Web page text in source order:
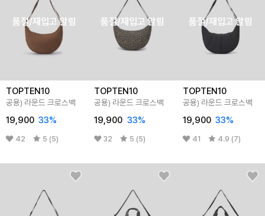
품절/재입고 알림
TOPTEN10
공용) 라운드 크로스백
19,900 33%
42 5 (5)
품절/재입고 알림
TOPTEN10
공용) 라운드 크로스백
19,900 33%
32 5 (5)
품절/재입고 알림
TOPTEN10
공용) 라운드 크로스백
19,900 33%
41 4.9 (7)